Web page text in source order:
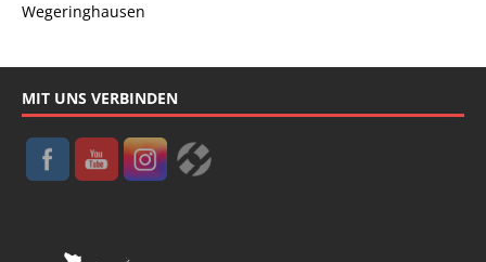
Wegeringhausen
MIT UNS VERBINDEN